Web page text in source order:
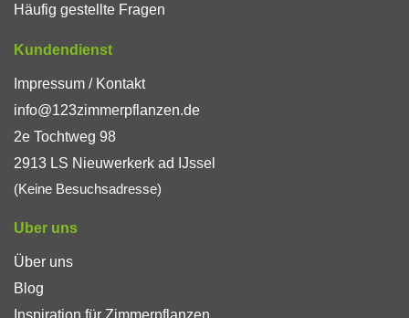
Häufig gestellte Fragen
Kundendienst
Impressum / Kontakt
info@123zimmerpflanzen.de
2e Tochtweg 98
2913 LS Nieuwerkerk ad IJssel
(Keine Besuchsadresse)
Uber uns
Über uns
Blog
Inspiration für Zimmerpflanzen